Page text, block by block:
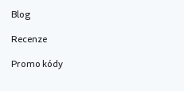
Blog
Recenze
Promo kódy